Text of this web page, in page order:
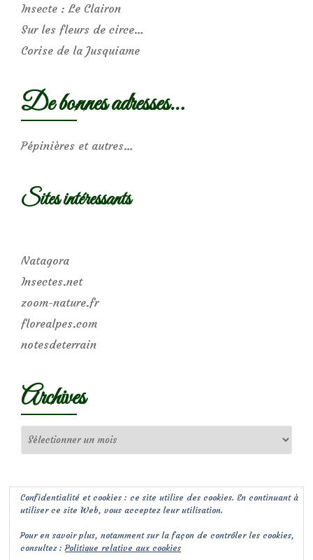
Insecte : Le Clairon
Sur les fleurs de circe…
Corise de la Jusquiame
De bonnes adresses…
Pépinières et autres…
Sites intéressants
Natagora
Insectes.net
zoom-nature.fr
florealpes.com
notesdeterrain
Archives
Confidentialité et cookies : ce site utilise des cookies. En continuant à
utiliser ce site Web, vous acceptez leur utilisation.
Pour en savoir plus, notamment sur la façon de contrôler les cookies,
consultez :Politique relative aux cookies